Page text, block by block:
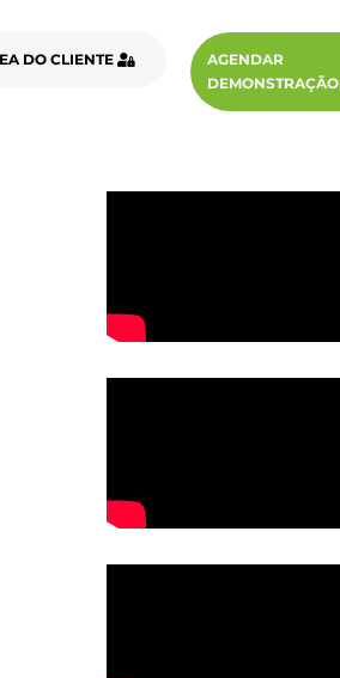
DO CLIENTE
AGENDAR
DEMONSTRAÇÃO